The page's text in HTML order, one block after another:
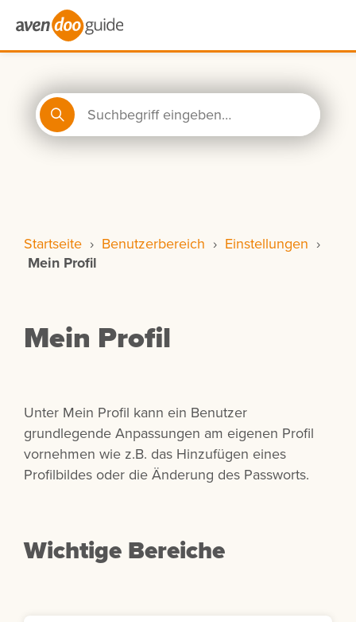
Startseite › Benutzerbereich › Einstellungen ›
Mein Profil
Mein Profil
Unter Mein Profil kann ein Benutzer
grundlegende Anpassungen am eigenen Profil
vornehmen wie z.B. das Hinzufügen eines
Profilbildes oder die Änderung des Passworts.
Wichtige Bereiche